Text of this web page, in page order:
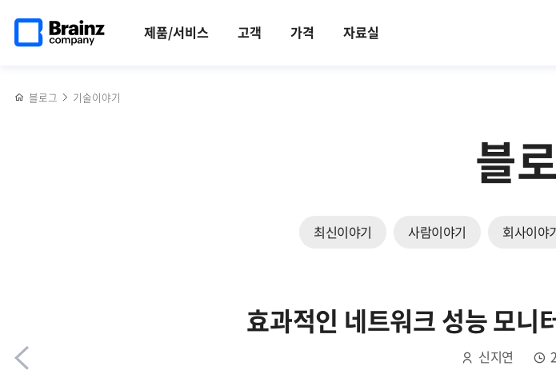
건너뛰기
제품/서비스 고객 가격 자료실
페이지로
블로그 기술이야기
블
최신이야기 사람이야기 회사이야
주목받은,
BIXPO
효과적인 네트워크 성능 모니
신지연
공유하기
공유하기
공유하기
공유하기
모니터링
솔루션,
주요기능과